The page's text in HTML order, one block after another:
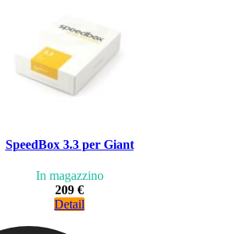
SpeedBox 3.3 per Giant
In magazzino
209 €
Detail